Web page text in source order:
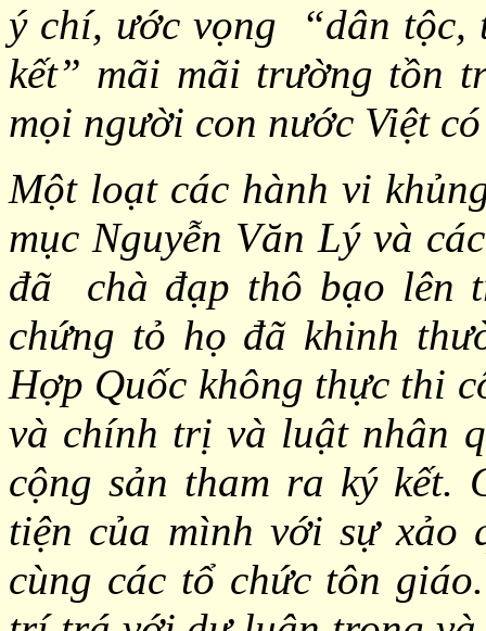
ý chí, ước vọng “dân tộc,
kết” mãi mãi trường tồn
mọi người con nước Việt
Một loạt các hành vi
mục Nguyễn Văn Lý và
đã chà đạp thô bạo lên
chứng tỏ họ đã khinh
Hợp Quốc không thực thi
và chính trị và luật nhân
cộng sản tham ra ký kết.
tiện của mình với sự xảo
cùng các tổ chức tôn